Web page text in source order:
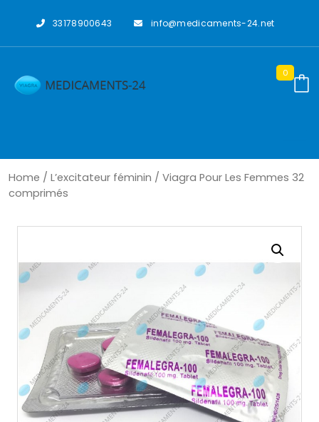
33178900643 info@medicaments-24.net
0
Home / L’excitateur féminin / Viagra Pour Les Femmes 32
comprimés